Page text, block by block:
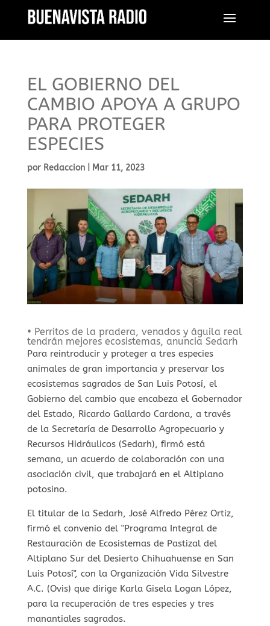
EL GOBIERNO DEL
CAMBIO APOYA A GRUPO
PARA PROTEGER
ESPECIES
por Redaccion| Mar 11, 2023
• Perritos de la pradera, venados y águila real
tendrán mejores ecosistemas, anuncia Sedarh
Para reintroducir y proteger a tres especies
animales de gran importancia y preservar los
ecosistemas sagrados de San Luis Potosí, el
Gobierno del cambio que encabeza el Gobernador
del Estado, Ricardo Gallardo Cardona, a través
de la Secretaría de Desarrollo Agropecuario y
Recursos Hidráulicos (Sedarh), firmó está
semana, un acuerdo de colaboración con una
asociación civil, que trabajará en el Altiplano
potosino.
El titular de la Sedarh, José Alfredo Pérez Ortiz,
firmó el convenio del "Programa Integral de
Restauración de Ecosistemas de Pastizal del
Altiplano Sur del Desierto Chihuahuense en San
Luis Potosí", con la Organización Vida Silvestre
A.C. (Ovis) que dirige Karla Gisela Logan López,
para la recuperación de tres especies y tres
manantiales sagrados.